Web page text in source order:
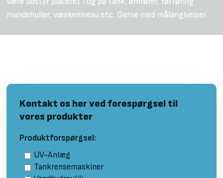
mandehuller, væskeniveau etc. Gerne med målangivelser.
Kontakt os her ved forespørgsel til
vores produkter
Produktforspørgsel:
UV-Anlæg
Tankrensemaskiner